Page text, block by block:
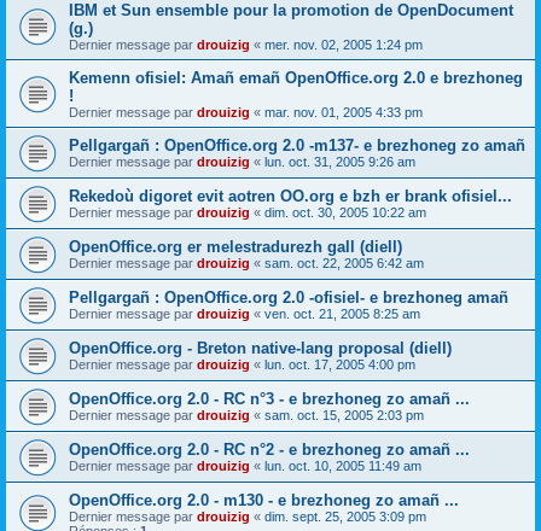
IBM et Sun ensemble pour la promotion de OpenDocument
(g.)
Dernier message par drouizig « mer. nov. 02, 2005 1:24 pm
Kemenn ofisiel: Amañ emañ OpenOffice.org 2.0 e brezhoneg
!
Dernier message par drouizig « mar. nov. 01, 2005 4:33 pm
Pellgargañ : OpenOffice.org 2.0 -m137- e brezhoneg zo amañ
Dernier message par drouizig « lun. oct. 31, 2005 9:26 am
Rekedoù digoret evit aotren OO.org e bzh er brank ofisiel...
Dernier message par drouizig « dim. oct. 30, 2005 10:22 am
OpenOffice.org er melestradurezh gall (diell)
Dernier message par drouizig « sam. oct. 22, 2005 6:42 am
Pellgargañ : OpenOffice.org 2.0 -ofisiel- e brezhoneg amañ
Dernier message par drouizig « ven. oct. 21, 2005 8:25 am
OpenOffice.org - Breton native-lang proposal (diell)
Dernier message par drouizig « lun. oct. 17, 2005 4:00 pm
OpenOffice.org 2.0 - RC n°3 - e brezhoneg zo amañ ...
Dernier message par drouizig « sam. oct. 15, 2005 2:03 pm
OpenOffice.org 2.0 - RC n°2 - e brezhoneg zo amañ ...
Dernier message par drouizig « lun. oct. 10, 2005 11:49 am
OpenOffice.org 2.0 - m130 - e brezhoneg zo amañ ...
Dernier message par drouizig « dim. sept. 25, 2005 3:09 pm